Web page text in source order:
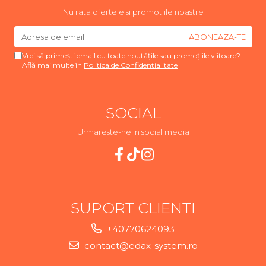
Nu rata ofertele si promotiile noastre
Vrei să primești email cu toate noutățile sau promoțiile viitoare?
Află mai multe în Politica de Confidentialitate
SOCIAL
Urmareste-ne in social media
SUPORT CLIENTI
+40770624093
contact@edax-system.ro